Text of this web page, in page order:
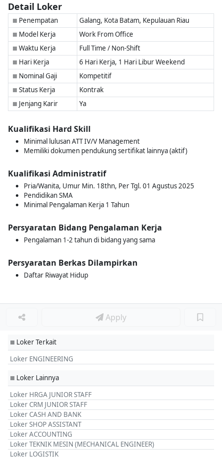
Detail Loker
■ Penempatan Galang, Kota Batam, Kepulauan Riau
■ Model Kerja Work From Office
■ Waktu Kerja Full Time / Non-Shift
■ Hari Kerja 6 Hari Kerja, 1 Hari Libur Weekend
■ Nominal Gaji Kompetitif
■ Status Kerja Kontrak
■ Jenjang Karir Ya
Kualifikasi Hard Skill
Minimal lulusan ATT IV/V Management
Memiliki dokumen pendukung sertifikat lainnya (aktif)
Kualifikasi Administratif
Pria/Wanita, Umur Min. 18thn, Per Tgl. 01 Agustus 2025
Pendidikan SMA
Minimal Pengalaman Kerja 1 Tahun
Persyaratan Bidang Pengalaman Kerja
Pengalaman 1-2 tahun di bidang yang sama
Persyaratan Berkas Dilampirkan
Daftar Riwayat Hidup
Apply
■ Loker Terkait
Loker ENGINEERING
■ Loker Lainnya
Loker HRGA JUNIOR STAFF
Loker CRM JUNIOR STAFF
Loker CASH AND BANK
Loker SHOP ASSISTANT
Loker ACCOUNTING
Loker TEKNIK MESIN (MECHANICAL ENGINEER)
Loker LOGISTIK